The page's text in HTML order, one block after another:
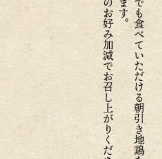
お客様のお好み加減でお召し上がりください。